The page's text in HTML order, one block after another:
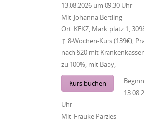
13.08.2026 um 09:30 Uhr
Mit: Johanna Bertling
Ort: KEKZ, Marktplatz 1,
↑ 8-Wochen-Kurs (139€),
nach §20 mit
zu 100%, mit Baby,
Kurs buchen
Uhr
Mit: Frauke Parzies